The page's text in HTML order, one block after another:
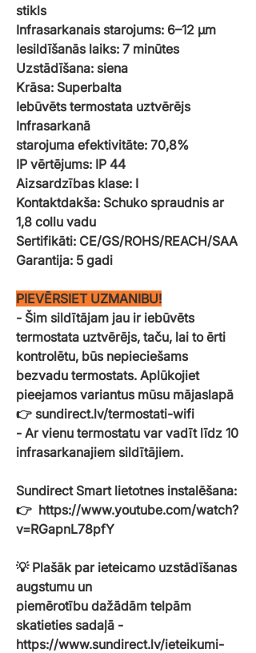
stikls
Infrasarkanais starojums: 6–12 µm
Iesildīšanās laiks: 7 minūtes
Uzstādīšana: siena
Krāsa: Superbalta
Iebūvēts termostata uztvērējs
Infrasarkanā
starojuma efektivitāte: 70,8%
IP vērtējums: IP 44
Aizsardzības klase: I
Kontaktdakša: Schuko spraudnis ar
1,8 collu vadu
Sertifikāti: CE/GS/ROHS/REACH/SAA
Garantija: 5 gadi
PIEVĒRSIET UZMANIBU!
- Šim sildītājam jau ir iebūvēts
termostata uztvērējs, taču, lai to ērti
kontrolētu, būs nepieciešams
bezvadu termostats. Aplūkojiet
pieejamos variantus mūsu mājaslapā
👉 sundirect.lv/termostati-wifi
- Ar vienu termostatu var vadīt līdz 10
infrasarkanajiem sildītājiem.
Sundirect Smart lietotnes instalēšana:
👉 https://www.youtube.com/watch?
v=RGapnL78pfY
💡 Plašāk par ieteicamo uzstādīšanas
augstumu un
piemērotību dažādām telpām
skatieties sadaļā -
https://www.sundirect.lv/ieteikumi-